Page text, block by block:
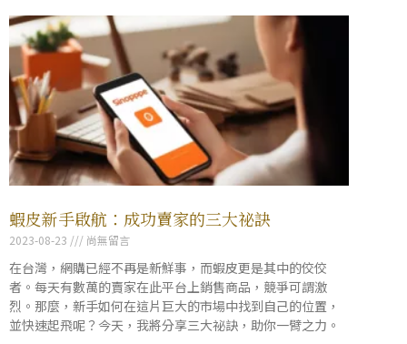
蝦皮新手啟航：成功賣家的三大祕訣
2023-08-23 尚無留言
在台灣，網購已經不再是新鮮事，而蝦皮更是其中的佼佼
者。每天有數萬的賣家在此平台上銷售商品，競爭可謂激
烈。那麼，新手如何在這片巨大的市場中找到自己的位置，
並快速起飛呢？今天，我將分享三大祕訣，助你一臂之力。